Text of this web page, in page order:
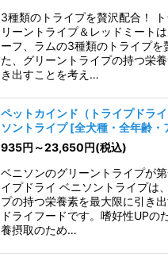
3種類のトライプを贅沢配合！
リーントライプ＆レッドミート
ーフ、ラムの3種類のトライプを
た、グリーントライプの持つ栄
き出すことを考え…
ペットカインド（トライプドラ
ソントライプ [全犬種・全年齢・
935円 ～23,650円(税込)
ベニソンのグリーントライプが
イプドライ ベニソントライプは
プの持つ栄養素を最大限に引き
ドライフードです。嗜好性UPの
養摂取のため…